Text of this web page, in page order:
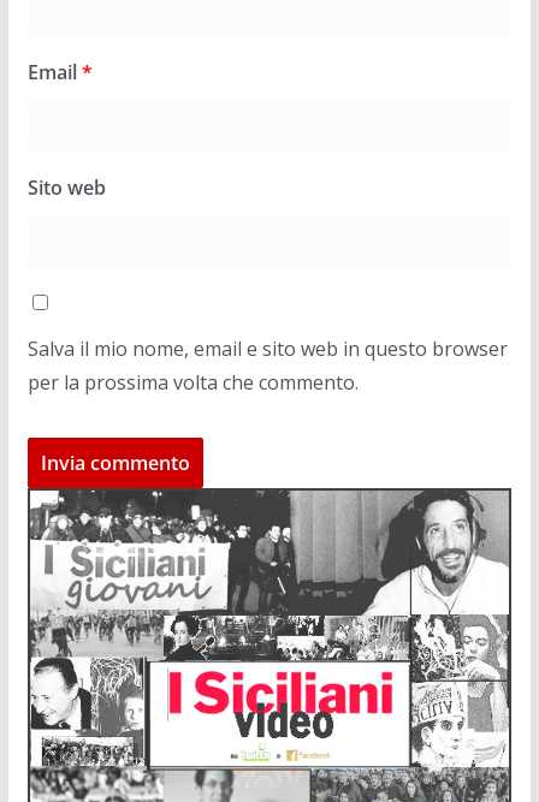
Email*
Sito web
Salva il mio nome, email e sito web in questo browser
per la prossima volta che commento.